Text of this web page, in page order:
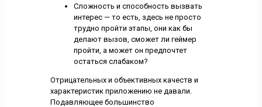
Сложность и способность вызвать
интерес — то есть, здесь не просто
трудно пройти этапы, они как бы
делают вызов, сможет ли геймер
пройти, а может он предпочтет
остаться слабаком?
Отрицательных и объективных качеств и
характеристик приложению не давали.
Подавляющее большинство